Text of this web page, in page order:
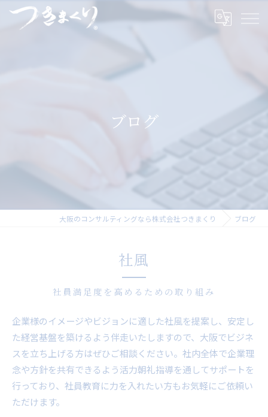
ブログ
大阪のコンサルティングなら株式会社つきまくり ブログ
社風
社員満足度を高めるための取り組み
企業様のイメージやビジョンに適した社風を提案し、安定し
た経営基盤を築けるよう伴走いたしますので、大阪でビジネ
スを立ち上げる方はぜひご相談ください。社内全体で企業理
念や方針を共有できるよう活力朝礼指導を通してサポートを
行っており、社員教育に力を入れたい方もお気軽にご依頼い
ただけます。